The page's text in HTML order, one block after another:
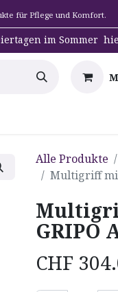
für Pflege und Komfort.
im Sommer
Alle Produkte
Multigriff mit
GRIPO
CHF